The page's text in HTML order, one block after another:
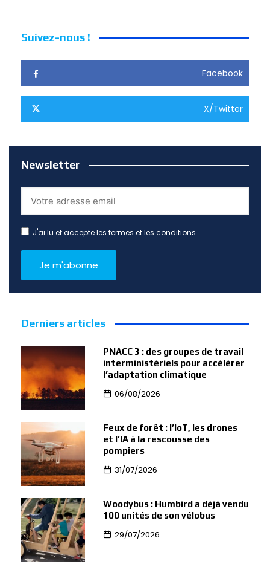
Suivez-nous !
Facebook
X/Twitter
Newsletter
J'ai lu et accepte les termes et les conditions
Derniers articles
PNACC 3 : des groupes de travail
interministériels pour accélérer
l’adaptation climatique
06/08/2026
Feux de forêt : l’IoT, les drones
et l’IA à la rescousse des
pompiers
31/07/2026
Woodybus : Humbird a déjà vendu
100 unités de son vélobus
29/07/2026